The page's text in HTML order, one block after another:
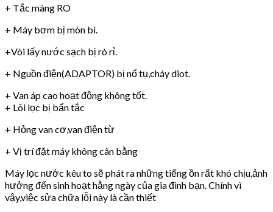
+ Tắc màng RO
+ Máy bơm bị mòn bi.
+Vòi lấy nước sạch bị rò rỉ.
+ Nguồn điện(ADAPTOR) bị nổ tụ,cháy diot.
+ Van áp cao hoạt động không tốt.
+ Lõi lọc bị bẩn tắc
+ Hỏng van cơ,van điện từ
+ Vị trí đặt máy không cân bằng
Máy lọc nước kêu to sẽ phát ra những tiếng ồn rất khó chịu,ảnh
hưởng đến sinh hoạt hằng ngày của gia đình bạn. Chính vì
vậy,việc sửa chữa lỗi này là cần thiết